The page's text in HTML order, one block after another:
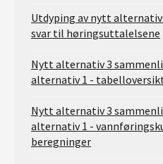
Utdyping av nytt alternativ
svar til høringsuttalelsene
Nytt alternativ 3
alternativ 1 -
Nytt alternativ 3
alternativ 1 -
beregninger